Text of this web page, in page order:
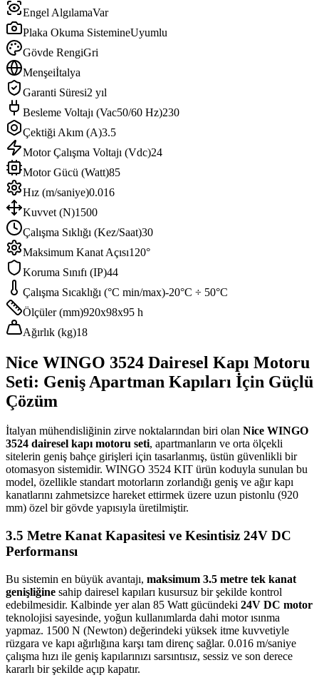
Engel AlgılamaVar
Plaka Okuma SistemineUyumlu
Gövde RengiGri
Menşeiİtalya
Garanti Süresi2 yıl
Besleme Voltajı (Vac50/60 Hz)230
Çektiği Akım (A)3.5
Motor Çalışma Voltajı (Vdc)24
Motor Gücü (Watt)85
Hız (m/saniye)0.016
Kuvvet (N)1500
Çalışma Sıklığı (Kez/Saat)30
Maksimum Kanat Açısı120°
Koruma Sınıfı (IP)44
Çalışma Sıcaklığı (°C min/max)-20°C ÷ 50°C
Ölçüler (mm)920x98x95 h
Ağırlık (kg)18
Nice WINGO 3524 Dairesel Kapı Motoru
Seti: Geniş Apartman Kapıları İçin Güçlü
Çözüm
İtalyan mühendisliğinin zirve noktalarından biri olan Nice WINGO
3524 dairesel kapı motoru seti, apartmanların ve orta ölçekli
sitelerin geniş bahçe girişleri için tasarlanmış, üstün güvenlikli bir
otomasyon sistemidir. WINGO 3524 KIT ürün koduyla sunulan bu
model, özellikle standart motorların zorlandığı geniş ve ağır kapı
kanatlarını zahmetsizce hareket ettirmek üzere uzun pistonlu (920
mm) özel bir gövde yapısıyla üretilmiştir.
3.5 Metre Kanat Kapasitesi ve Kesintisiz 24V DC
Performansı
Bu sistemin en büyük avantajı, maksimum 3.5 metre tek kanat
genişliğine sahip dairesel kapıları kusursuz bir şekilde kontrol
edebilmesidir. Kalbinde yer alan 85 Watt gücündeki 24V DC motor
teknolojisi sayesinde, yoğun kullanımlarda dahi motor ısınma
yapmaz. 1500 N (Newton) değerindeki yüksek itme kuvvetiyle
rüzgara ve kapı ağırlığına karşı tam direnç sağlar. 0.016 m/saniye
çalışma hızı ile geniş kapılarınızı sarsıntısız, sessiz ve son derece
kararlı bir şekilde açıp kapatır.